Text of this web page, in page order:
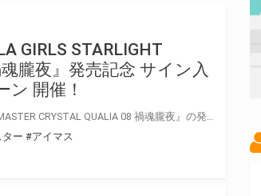
GIRLS STARLIGHT
朧夜』発売記念 サイン入
開催！
ー #アイマス